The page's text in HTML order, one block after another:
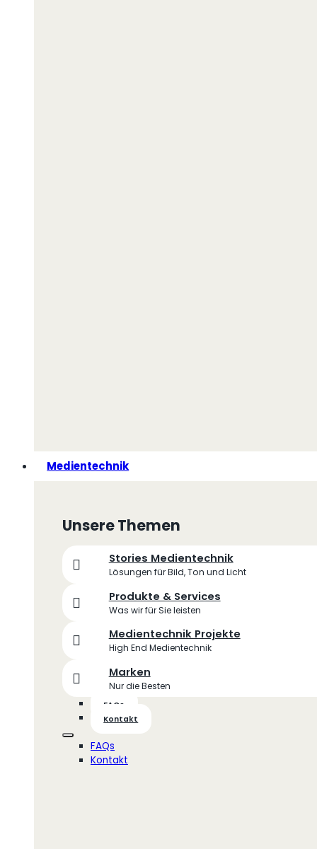
Medientechnik
Unsere Themen
Stories Medientechnik
Lösungen für Bild, Ton und Licht
Produkte & Services
Was wir für Sie leisten
Medientechnik Projekte
High End Medientechnik
Marken
Nur die Besten
FAQs
Kontakt
FAQs
Kontakt